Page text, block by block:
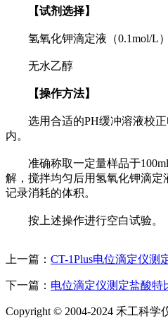
【试剂选择】
氢氧化钾滴定液（0.1mol/L）
无水乙醇
【操作方法】
选用合适的PH缓冲溶液校正
内。
准确称取一定量样品于100ml
解，搅拌均匀后用氢氧化钾滴定
记录消耗的体积。
按上述操作进行空白试验。
上一篇： CT-1Plus电位滴定仪测
下一篇： 电位滴定仪测定盐酸特
Copyright © 2004-2024 禾工科学